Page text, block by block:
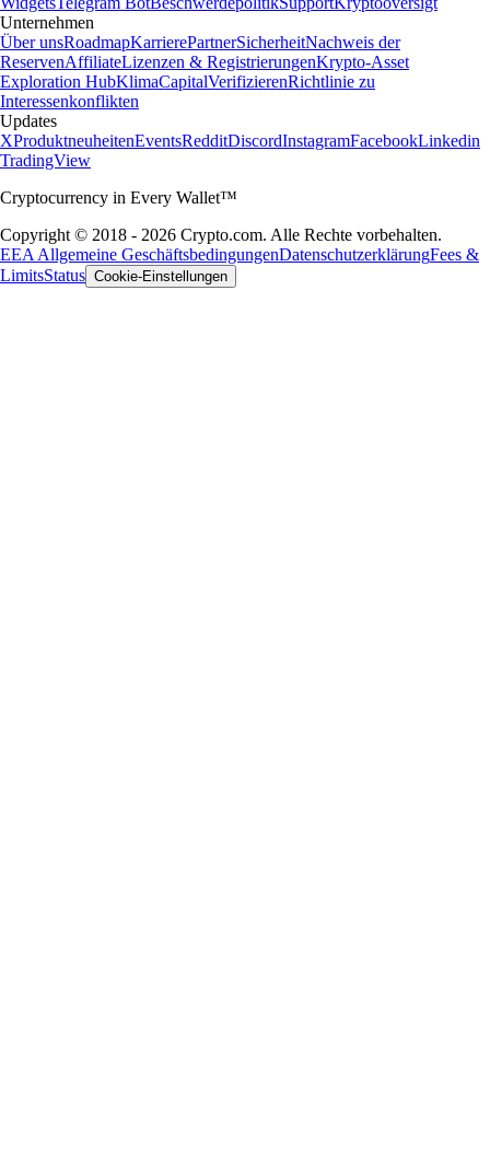
Unternehmen
Über unsRoadmapKarrierePartnerSicherheitNachweis der
ReservenAffiliateLizenzen & RegistrierungenKrypto-Asset
Exploration HubKlimaCapitalVerifizierenRichtlinie zu
Interessenkonflikten
Updates
XProduktneuheitenEventsRedditDiscordInstagramFacebookLinkedin
TradingView
Cryptocurrency in Every Wallet™
Copyright © 2018 - 2026 Crypto.com. Alle Rechte vorbehalten.
EEA Allgemeine GeschäftsbedingungenDatenschutzerklärungFees &
LimitsStatus Cookie-Einstellungen